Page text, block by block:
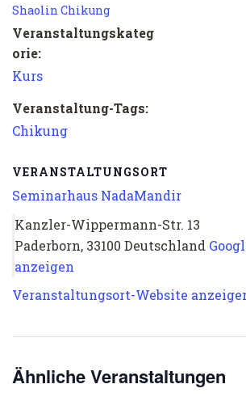
Shaolin Chikung
Veranstaltungskateg
orie:
Kurs
Veranstaltung-Tags:
Chikung
VERANSTALTUNGSORT
Seminarhaus NadaMandir
Kanzler-Wippermann-Str. 13
Paderborn, 33100 Deutschland
anzeigen
Veranstaltungsort-Website
Ähnliche Veranstaltungen